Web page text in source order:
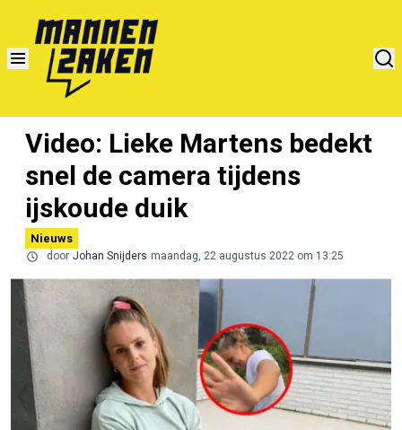
Video: Lieke Martens bedekt
snel de camera tijdens
ijskoude duik
Nieuws
door Johan Snijders maandag, 22 augustus 2022 om 13:25